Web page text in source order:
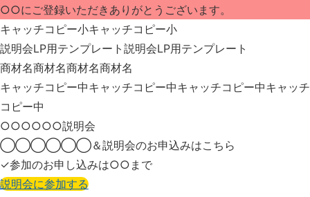
○○にご登録いただきありがとうございます。
キャッチコピー小キャッチコピー小
説明会LP用テンプレート 説明会LP用テンプレート
商材名商材名商材名商材名
キャッチコピー中キャッチコピー中キャッチコピー中キャッチ
コピー中
○○○○○○説明会
◯◯◯◯◯◯＆説明会のお申込みはこちら
✓参加のお申し込みは○○まで
説明会に参加する